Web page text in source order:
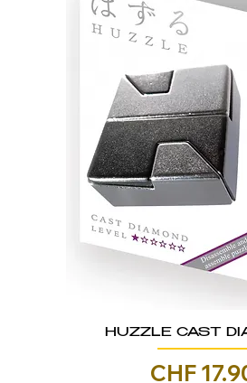
HUZZLE CAST
Prezzo
CHF